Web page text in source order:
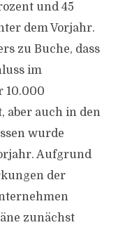
und 45
dem Vorjahr.
zu Buche, dass
im
10.000
aber auch in den
wurde
Aufgrund
der
zunächst